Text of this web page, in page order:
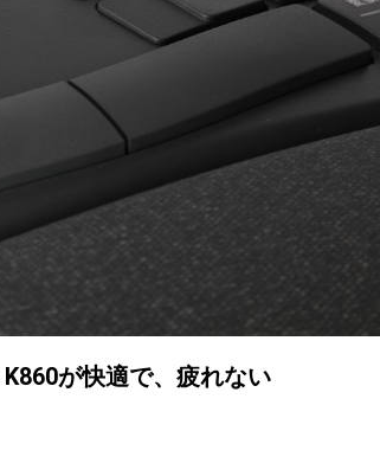
が快適で、疲れない